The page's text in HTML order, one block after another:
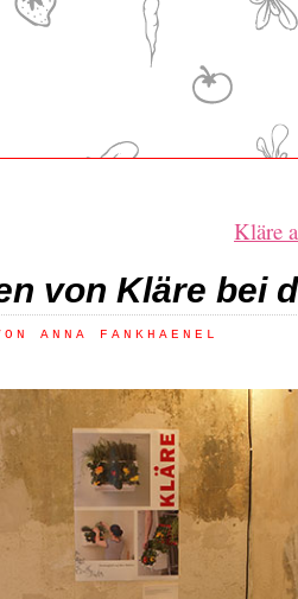
Kläre
von Kläre bei
ANNA FANKHAENEL